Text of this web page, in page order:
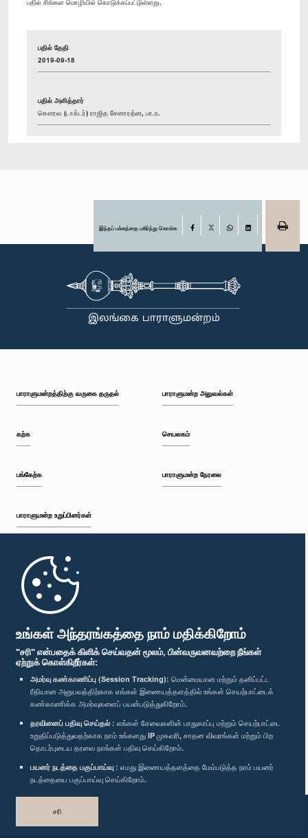
உங்கள் அந்தரங்கத்தை நாம் மதிக்கிறோம்
"சரி" என்பதைக் கிளிக் செய்வதன் மூலம், பின்வருவனவற்றை நீங்கள்
ஏற்றுக் கொள்கிறீர்கள்:
அமர்வு கண்காணிப்பு (Session Tracking): மென்மையான மற்றும் தனிப்பட்ட
ரீதியான அனுபவத்திற்காக எங்கள் இணையத்தளத்தில் உங்கள் செயற்பாட்டைக்
கண்காணிக்க அமர்வுகளைப் பயன்படுத்துகிறோம்.
தரவினைப் பதிவு செய்தல் : எங்கள் சேவைகளின் பாதுகாப்பு மற்றும் செயற்பாட்டை
உறுதிப்படுத்துவதற்காக நாம் உங்களது IP முகவரி, சாதன விவரங்கள் மற்றும் பிற
தொடர்புடைய தரவை நாங்கள் பதிவு செய்கிறோம்.
பயனர் நடத்தை பகுப்பாய்வு : எமது இணையத்தளத்தை மேம்படுத்த நாம் பயனர்
நடத்தையை பகுப்பாய்வு செய்கிறோம்.
சரி
பதில் சிங்கள மொழியில் கொடுக்கப்பட்டுள்ளது.
பதில் தேதி
2019-09-18
பதில் அளித்தார்
கௌரவ (டாக்டர்) ராஜித சேனாரத்ன, பா.உ.
இந்தப் பக்கத்தை பகிர்ந்து கொள்க Facebook
பாராளுமன்றத்திற்கு வருகை தருதல்
கற்க
பங்கேற்க
பாராளுமன்ற உறுப்பினர்கள்
முதற்பக்கம்
பாராளுமன்ற அலுவல்கள்
செயலகம்
பாராளுமன்ற நேரலை
பாராளுமன்ற கையடக்க செயலி
எம்மை பின்தொடர்க :
விருதுகள்
தனியுரிமைக் கொள்கை